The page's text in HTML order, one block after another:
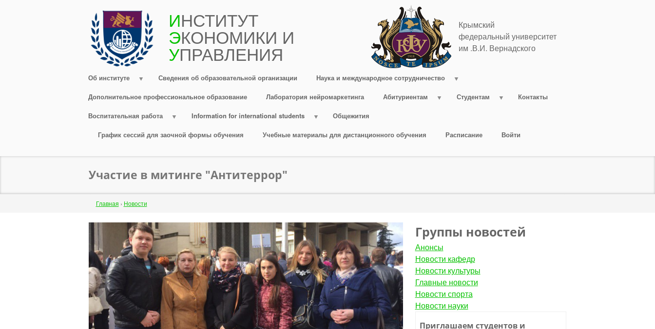
ИНСТИТУТ
ЭКОНОМИКИ И
УПРАВЛЕНИЯ
Крымский
федеральный университет
им .В.И. Вернадского
Об институте Сведения об образовательной организации Наука и международное сотрудничество
Дополнительное профессиональное образование Лаборатория нейромаркетинга Абитуриентам Студентам Контакты
Воспитательная работа Information for international students Общежития
График сессий для заочной формы обучения Учебные материалы для дистанционного обучения Расписание Войти
Участие в митинге "Антитеррор"
Строка
навигации
Главная › Новости
Back
top
Группы новостей
Анонсы
Новости кафедр
Новости культуры
Главные новости
Новости спорта
Новости науки
Приглашаем студентов и